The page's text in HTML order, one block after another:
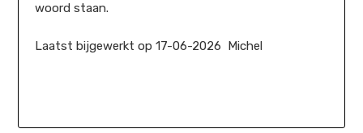
woord staan.
Laatst bijgewerkt op 17-06-2026 Michel